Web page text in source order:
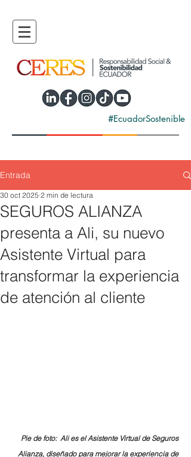
#EcuadorSostenible
Entrada
SEGUROS ALIANZA
presenta a Ali, su nuevo
Asistente Virtual para
transformar la experiencia
de atención al cliente
30 oct 2025 2 min de lectura
Pie de foto:  Ali es el Asistente Virtual de Seguros
Alianza, diseñado para mejorar la experiencia de